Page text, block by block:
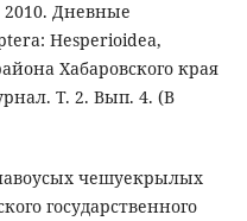
Дневные
Hesperioidea,
Хабаровского края
Т. 2. Вып. 4. (В
чешуекрылых
государственного